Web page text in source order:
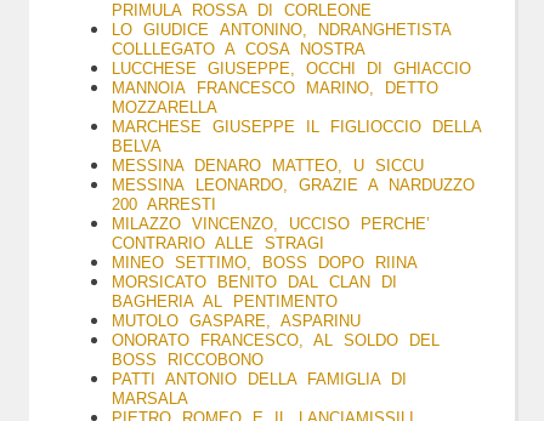
PRIMULA ROSSA DI CORLEONE
LO GIUDICE ANTONINO, NDRANGHETISTA
COLLLEGATO A COSA NOSTRA
LUCCHESE GIUSEPPE, OCCHI DI GHIACCIO
MANNOIA FRANCESCO MARINO, DETTO
MOZZARELLA
MARCHESE GIUSEPPE IL FIGLIOCCIO DELLA
BELVA
MESSINA DENARO MATTEO, U SICCU
MESSINA LEONARDO, GRAZIE A NARDUZZO
200 ARRESTI
MILAZZO VINCENZO, UCCISO PERCHE’
CONTRARIO ALLE STRAGI
MINEO SETTIMO, BOSS DOPO RIINA
MORSICATO BENITO DAL CLAN DI
BAGHERIA AL PENTIMENTO
MUTOLO GASPARE, ASPARINU
ONORATO FRANCESCO, AL SOLDO DEL
BOSS RICCOBONO
PATTI ANTONIO DELLA FAMIGLIA DI
MARSALA